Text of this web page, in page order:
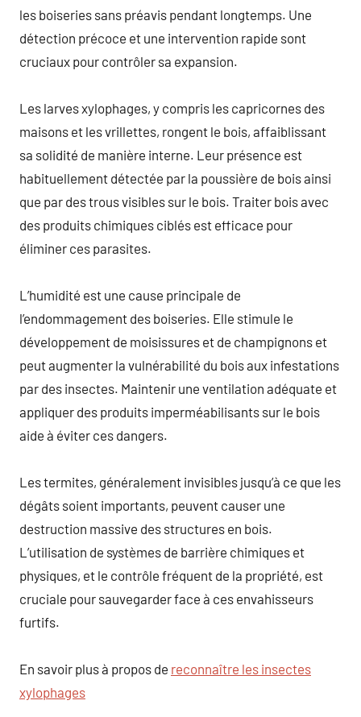
les boiseries sans préavis pendant longtemps. Une
détection précoce et une intervention rapide sont
cruciaux pour contrôler sa expansion.
Les larves xylophages, y compris les capricornes des
maisons et les vrillettes, rongent le bois, affaiblissant
sa solidité de manière interne. Leur présence est
habituellement détectée par la poussière de bois ainsi
que par des trous visibles sur le bois. Traiter bois avec
des produits chimiques ciblés est efficace pour
éliminer ces parasites.
L’humidité est une cause principale de
l’endommagement des boiseries. Elle stimule le
développement de moisissures et de champignons et
peut augmenter la vulnérabilité du bois aux infestations
par des insectes. Maintenir une ventilation adéquate et
appliquer des produits imperméabilisants sur le bois
aide à éviter ces dangers.
Les termites, généralement invisibles jusqu’à ce que les
dégâts soient importants, peuvent causer une
destruction massive des structures en bois.
L’utilisation de systèmes de barrière chimiques et
physiques, et le contrôle fréquent de la propriété, est
cruciale pour sauvegarder face à ces envahisseurs
furtifs.
En savoir plus à propos de reconnaître les insectes
xylophages